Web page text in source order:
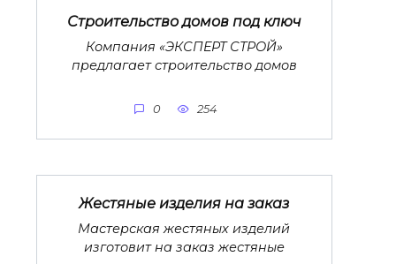
Строительство домов под ключ
Компания «ЭКСПЕРТ СТРОЙ»
предлагает строительство домов
0 254
Жестяные изделия на заказ
Мастерская жестяных изделий
изготовит на заказ жестяные